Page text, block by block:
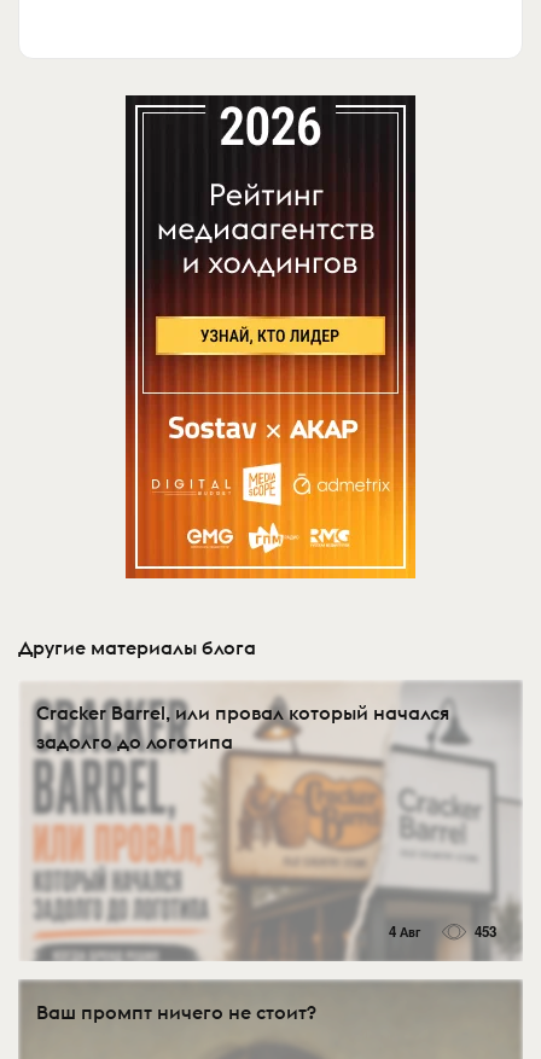
Другие материалы блога
Cracker Barrel, или провал который начался
задолго до логотипа
4 Авг 453
Ваш промпт ничего не стоит?